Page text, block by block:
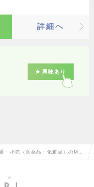
詳細へ
興味あり
・小売（医薬品・化粧品）のM&